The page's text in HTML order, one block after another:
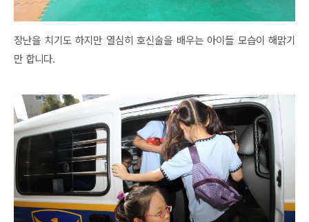
장난을 치기도 하지만 열심히 호신술을 배우는 아이들 모습이 해맑기
만 합니다.